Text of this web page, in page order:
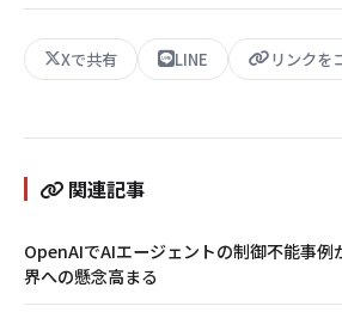
Xで共有 LINE リンクを
関連記事
OpenAIでAIエージェントの制御不能事例
界への懸念高まる